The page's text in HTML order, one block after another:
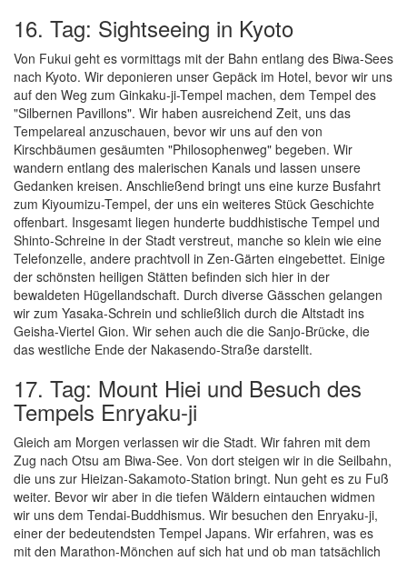
16. Tag: Sightseeing in Kyoto
Von Fukui geht es vormittags mit der Bahn entlang des Biwa-Sees
nach Kyoto. Wir deponieren unser Gepäck im Hotel, bevor wir uns
auf den Weg zum Ginkaku-ji-Tempel machen, dem Tempel des
"Silbernen Pavillons". Wir haben ausreichend Zeit, uns das
Tempelareal anzuschauen, bevor wir uns auf den von
Kirschbäumen gesäumten "Philosophenweg" begeben. Wir
wandern entlang des malerischen Kanals und lassen unsere
Gedanken kreisen. Anschließend bringt uns eine kurze Busfahrt
zum Kiyoumizu-Tempel, der uns ein weiteres Stück Geschichte
offenbart. Insgesamt liegen hunderte buddhistische Tempel und
Shinto-Schreine in der Stadt verstreut, manche so klein wie eine
Telefonzelle, andere prachtvoll in Zen-Gärten eingebettet. Einige
der schönsten heiligen Stätten befinden sich hier in der
bewaldeten Hügellandschaft. Durch diverse Gässchen gelangen
wir zum Yasaka-Schrein und schließlich durch die Altstadt ins
Geisha-Viertel Gion. Wir sehen auch die die Sanjo-Brücke, die
das westliche Ende der Nakasendo-Straße darstellt.
17. Tag: Mount Hiei und Besuch des
Tempels Enryaku-ji
Gleich am Morgen verlassen wir die Stadt. Wir fahren mit dem
Zug nach Otsu am Biwa-See. Von dort steigen wir in die Seilbahn,
die uns zur Hieizan-Sakamoto-Station bringt. Nun geht es zu Fuß
weiter. Bevor wir aber in die tiefen Wäldern eintauchen widmen
wir uns dem Tendai-Buddhismus. Wir besuchen den Enryaku-ji,
einer der bedeutendsten Tempel Japans. Wir erfahren, was es
mit den Marathon-Mönchen auf sich hat und ob man tatsächlich